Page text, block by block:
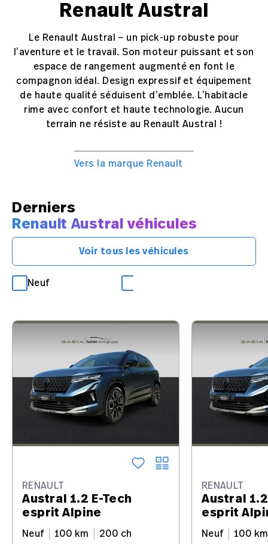
Renault Austral
Le Renault Austral – un pick-up robuste pour
l’aventure et le travail. Son moteur puissant et son
espace de rangement augmenté en font le
compagnon idéal. Design expressif et équipement
de haute qualité séduisent d’emblée. L’habitacle
rime avec confort et haute technologie. Aucun
terrain ne résiste au Renault Austral !
Vers la marque Renault
Derniers
Renault Austral véhicules
Voir tous les véhicules
Neuf
RENAULT
Austral 1.2 E-Tech
esprit Alpine
Neuf 100 km 200 ch
RENAULT
Austral
esprit
Neuf 100 km